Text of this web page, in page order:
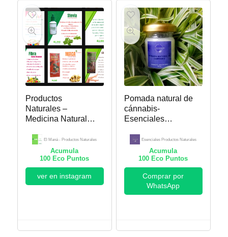
Productos
Naturales –
Medicina Natural
El Maná - Productos Naturales
Acumula
100 Eco Puntos
ver en instagram
Pomada natural de
cánnabis-
Esenciales
Naturales
Esenciales Productos Naturales
Acumula
100 Eco Puntos
Comprar por
WhatsApp